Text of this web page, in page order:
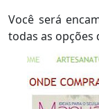
Você será
todas as opções